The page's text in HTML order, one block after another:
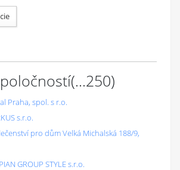
(...250)
Praha, spol. s r.o.
s.r.o.
pro dům Velká Michalská 188/9,
GROUP STYLE s.r.o.